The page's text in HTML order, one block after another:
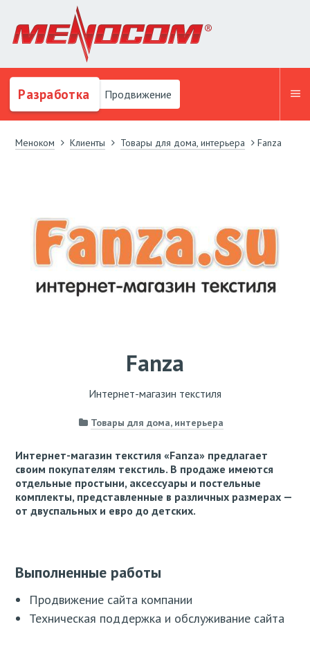
Разработка Продвижение
Меноком Клиенты Товары для дома, интерьера Fanza
Fanza
Интернет-магазин текстиля
Товары для дома, интерьера
Интернет-магазин текстиля «Fanza» предлагает
своим покупателям текстиль. В продаже имеются
отдельные простыни, аксессуары и постельные
комплекты, представленные в различных размерах —
от двуспальных и евро до детских.
Выполненные работы
Продвижение сайта компании
Техническая поддержка и обслуживание сайта